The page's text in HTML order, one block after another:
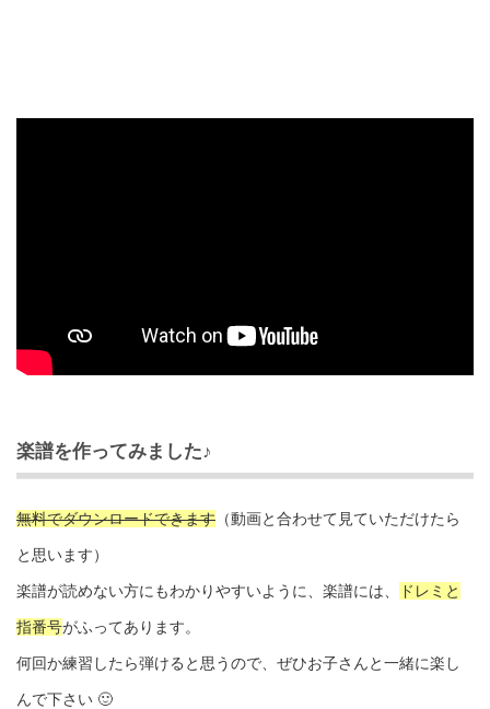
楽譜を作ってみました♪
無料でダウンロードできます （動画と合わせて見ていただけたら
と思います）
楽譜が読めない方にもわかりやすいように、楽譜には、 ドレミと
指番号がふってあります。
何回か練習したら弾けると思うので、ぜひお子さんと一緒に楽し
んで下さい 🙂